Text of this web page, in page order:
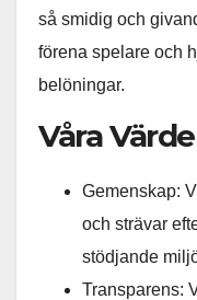
så smidig och
förena spelare och
belöningar.
Våra
Gemenskap:
och strävar
stödjande
Transparens: